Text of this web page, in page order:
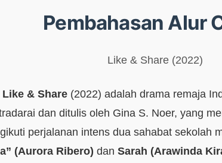
Pembahasan Alur
Like & Share (2022)
Like & Share (2022) adalah drama remaja
dan ditulis oleh Gina S. Noer, yang
perjalanan intens dua sahabat sekolah
(Aurora Ribero) dan Sarah (Arawinda